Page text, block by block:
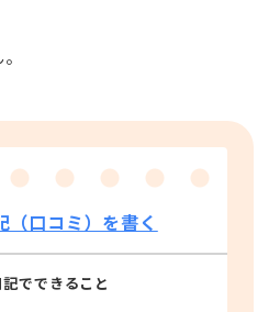
（口コミ）を書く
でできること